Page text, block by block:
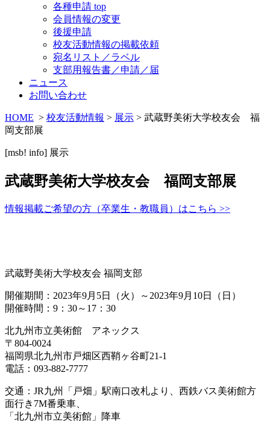
各種申請 top
会員情報の変更
後援申請
校友活動情報の掲載依頼
宛名リスト／ラベル
支部用報告書／申請／届
ニュース
お問い合わせ
HOME > 校友活動情報 > 展示 > 武蔵野美術大学校友会 福
岡支部展
[msb! info] 展示
武蔵野美術大学校友会 福岡支部展
情報掲載ご希望の方（卒業生・教職員）はこちら >>
武蔵野美術大学校友会 福岡支部
開催期間：2023年9月5日（火）～2023年9月10日（日）
開催時間：9：30～17：30
北九州市立美術館 アネックス
〒804-0024
福岡県北九州市戸畑区西鞘ヶ谷町21-1
電話：093-882-7777
交通：JR九州「戸畑」駅南口改札より、西鉄バス美術館方
面行き7M番乗車、
「北九州市立美術館」降車